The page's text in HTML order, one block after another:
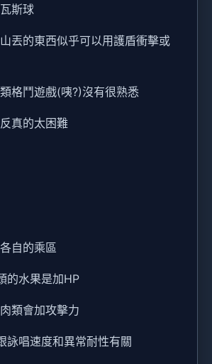
斯球
丟的東西似乎可以用護盾衝擊或
格鬥遊戲(咦?)沒有很熟悉
真的太困難
自的乘區
的水果是加HP
類會加攻擊力
詠唱速度和異常耐性有關